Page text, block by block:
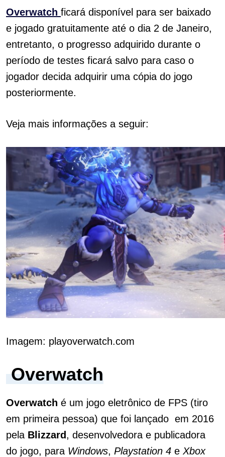
Overwatch ficará disponível para ser baixado
e jogado gratuitamente até o dia 2 de Janeiro,
entretanto, o progresso adquirido durante o
período de testes ficará salvo para caso o
jogador decida adquirir uma cópia do jogo
posteriormente.
Veja mais informações a seguir:
Imagem: playoverwatch.com
Overwatch
Overwatch é um jogo eletrônico de FPS (tiro
em primeira pessoa) que foi lançado em 2016
pela Blizzard, desenvolvedora e publicadora
do jogo, para Windows, Playstation 4 e Xbox